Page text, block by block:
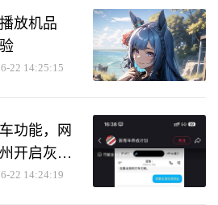
放机品
22 14:25:15
功能，网
开启灰度
22 14:24:19